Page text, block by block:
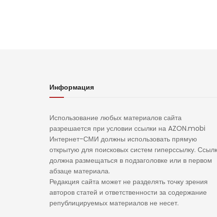
Информация
Использование любых материалов сайта
разрешается при условии ссылки на AZON.mobi
Интернет-СМИ должны использовать прямую
открытую для поисковых систем гиперссылку.
должна размещаться в подзаголовке или в первом
абзаце материала.
Редакция сайта может не разделять точку зрения
авторов статей и ответственности за содержание
републицируемых материалов не несет.